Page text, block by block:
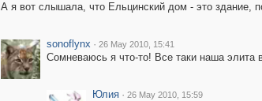
А я вот слышала, что Ельцинский дом - это здание,
sonoflynx · 26 May 2010, 15:41
Сомневаюсь я что-то! Все таки наша элита
Юлия · 26 May 2010, 15:59